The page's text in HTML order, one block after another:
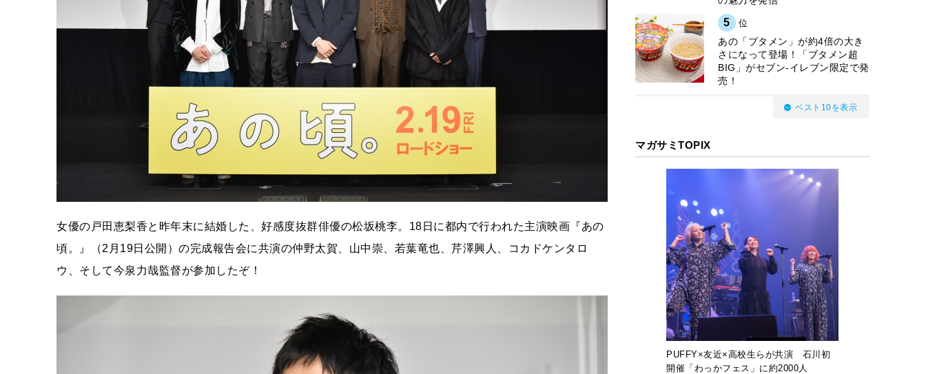
女優の戸田恵梨香と昨年末に結婚した、好感度抜群俳優の松坂桃李。18日に都内で行われた主演映画『あの
頃。』（2月19日公開）の完成報告会に共演の仲野太賀、山中崇、若葉竜也、芹澤興人、コカドケンタロ
ウ、そして今泉力哉監督が参加したぞ！
5 位
あの「ブタメン」が約4倍の大き
さになって登場！「ブタメン超
BIG」がセブン‐イレブン限定で発
売！
ベスト10を表示
マガサミTOPIX
PUFFY×友近×高校生らが共演 石川初
開催「わっかフェス」に約2000人